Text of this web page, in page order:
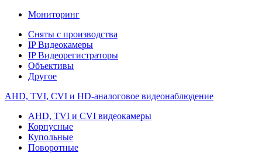
Мониторинг
Сняты с производства
IP Видеокамеры
IP Видеорегистраторы
Объективы
Другое
AHD, TVI, CVI и HD-аналоговое видеонаблюдение
AHD, TVI и CVI видеокамеры
Корпусные
Купольные
Поворотные